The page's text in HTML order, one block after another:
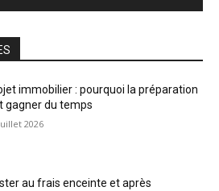
immobilier : pourquoi la préparation
gagner du temps
2026
au frais enceinte et après